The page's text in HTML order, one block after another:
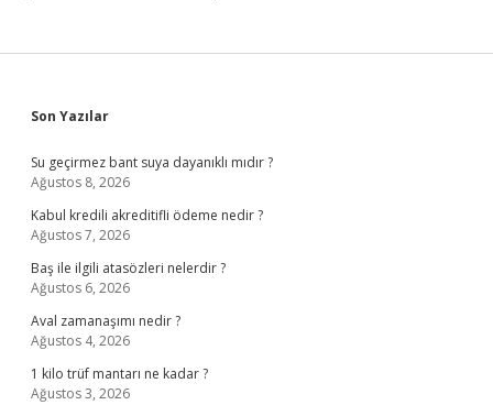
Sidebar
Son Yazılar
Su geçirmez bant suya dayanıklı mıdır ?
Ağustos 8, 2026
Kabul kredili akreditifli ödeme nedir ?
Ağustos 7, 2026
Baş ile ilgili atasözleri nelerdir ?
Ağustos 6, 2026
Aval zamanaşımı nedir ?
Ağustos 4, 2026
1 kilo trüf mantarı ne kadar ?
Ağustos 3, 2026